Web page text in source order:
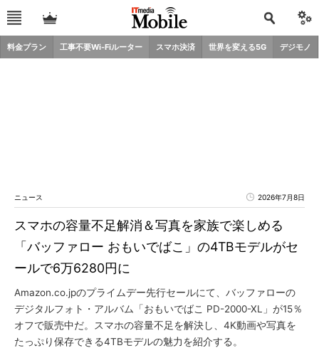
料金プラン 工事不要Wi-Fiルーター スマホ決済 世界を変える5G デジモノ
ニュース 2026年7月8日
スマホの容量不足解消＆写真を家族で楽しめる
「バッファロー おもいでばこ」の4TBモデルがセ
ールで6万6280円に
Amazon.co.jpのプライムデー先行セールにて、バッファローの
デジタルフォト・アルバム「おもいでばこ PD-2000-XL」が15％
オフで販売中だ。スマホの容量不足を解決し、4K動画や写真を
たっぷり保存できる4TBモデルの魅力を紹介する。